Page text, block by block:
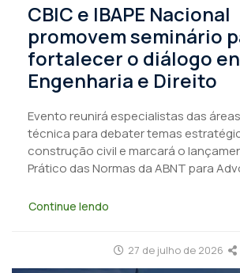
CBIC e IBAPE Nacional
promovem seminário
fortalecer o diálogo
Engenharia e Direito
Evento reunirá especialistas das
técnica para debater temas
construção civil e marcará o
Prático das Normas da ABNT para
Continue lendo
27 de julho de 2026